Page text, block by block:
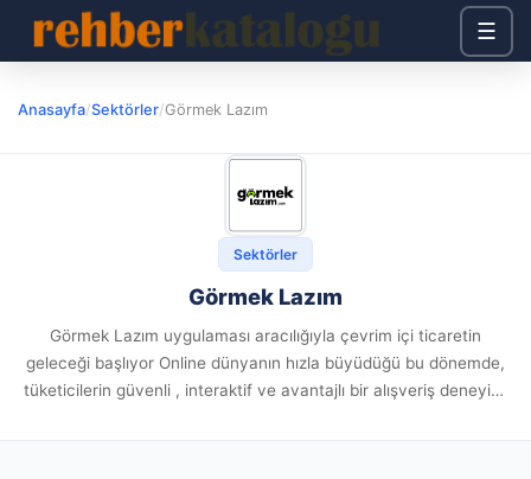
☰
Anasayfa/Sektörler/Görmek Lazım
Sektörler
Görmek Lazım
Görmek Lazım uygulaması aracılığıyla çevrim içi ticaretin
geleceği başlıyor Online dünyanın hızla büyüdüğü bu dönemde,
tüketicilerin güvenli , interaktif ve avantajlı bir alışveriş deneyimi